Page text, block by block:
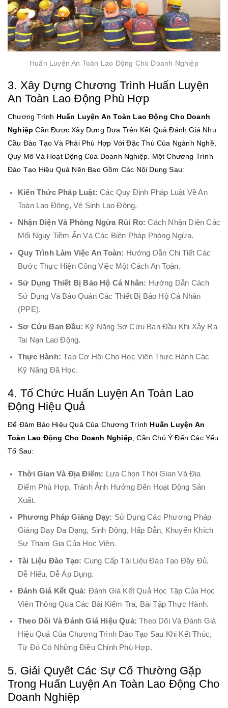
Huấn Luyện An Toàn Lao Động Cho Doanh Nghiệp
3. Xây Dựng Chương Trình Huấn Luyện
An Toàn Lao Động Phù Hợp
Chương Trình Huấn Luyện An Toàn Lao Động Cho Doanh
Nghiệp Cần Được Xây Dựng Dựa Trên Kết Quả Đánh Giá Nhu
Cầu Đào Tạo Và Phải Phù Hợp Với Đặc Thù Của Ngành Nghề,
Quy Mô Và Hoạt Động Của Doanh Nghiệp. Một Chương Trình
Đào Tạo Hiệu Quả Nên Bao Gồm Các Nội Dung Sau:
Kiến Thức Pháp Luật: Các Quy Định Pháp Luật Về An
Toàn Lao Động, Vệ Sinh Lao Động.
Nhận Diện Và Phòng Ngừa Rủi Ro: Cách Nhận Diện Các
Mối Nguy Tiềm Ẩn Và Các Biện Pháp Phòng Ngừa.
Quy Trình Làm Việc An Toàn: Hướng Dẫn Chi Tiết Các
Bước Thực Hiện Công Việc Một Cách An Toàn.
Sử Dụng Thiết Bị Bảo Hộ Cá Nhân: Hướng Dẫn Cách
Sử Dụng Và Bảo Quản Các Thiết Bị Bảo Hộ Cá Nhân
(PPE).
Sơ Cứu Ban Đầu: Kỹ Năng Sơ Cứu Ban Đầu Khi Xảy Ra
Tai Nạn Lao Động.
Thực Hành: Tạo Cơ Hội Cho Học Viên Thực Hành Các
Kỹ Năng Đã Học.
4. Tổ Chức Huấn Luyện An Toàn Lao
Động Hiệu Quả
Để Đảm Bảo Hiệu Quả Của Chương Trình Huấn Luyện An
Toàn Lao Động Cho Doanh Nghiệp , Cần Chú Ý Đến Các Yếu
Tố Sau:
Thời Gian Và Địa Điểm: Lựa Chọn Thời Gian Và Địa
Điểm Phù Hợp, Tránh Ảnh Hưởng Đến Hoạt Động Sản
Xuất.
Phương Pháp Giảng Dạy: Sử Dụng Các Phương Pháp
Giảng Dạy Đa Dạng, Sinh Động, Hấp Dẫn, Khuyến Khích
Sự Tham Gia Của Học Viên.
Tài Liệu Đào Tạo: Cung Cấp Tài Liệu Đào Tạo Đầy Đủ,
Dễ Hiểu, Dễ Áp Dụng.
Đánh Giá Kết Quả: Đánh Giá Kết Quả Học Tập Của Học
Viên Thông Qua Các Bài Kiểm Tra, Bài Tập Thực Hành.
Theo Dõi Và Đánh Giá Hiệu Quả: Theo Dõi Và Đánh Giá
Hiệu Quả Của Chương Trình Đào Tạo Sau Khi Kết Thúc,
Từ Đó Có Những Điều Chỉnh Phù Hợp.
5. Giải Quyết Các Sự Cố Thường Gặp
Trong Huấn Luyện An Toàn Lao Động Cho
Doanh Nghiệp